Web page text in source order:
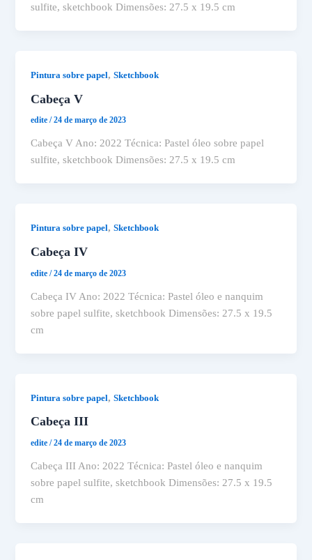
sulfite, sketchbook Dimensões: 27.5 x 19.5 cm
Pintura sobre papel,Sketchbook
Cabeça V
edite/24 de março de 2023
Cabeça V Ano: 2022 Técnica: Pastel óleo sobre papel
sulfite, sketchbook Dimensões: 27.5 x 19.5 cm
Pintura sobre papel,Sketchbook
Cabeça IV
edite/24 de março de 2023
Cabeça IV Ano: 2022 Técnica: Pastel óleo e nanquim
sobre papel sulfite, sketchbook Dimensões: 27.5 x 19.5
cm
Pintura sobre papel,Sketchbook
Cabeça III
edite/24 de março de 2023
Cabeça III Ano: 2022 Técnica: Pastel óleo e nanquim
sobre papel sulfite, sketchbook Dimensões: 27.5 x 19.5
cm